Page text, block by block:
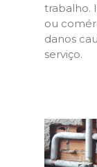
trabalho.
ou
danos
serviço.